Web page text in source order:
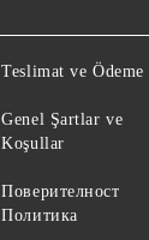
Teslimat ve Ödeme
Genel Şartlar ve
Koşullar
Поверителност
Политика